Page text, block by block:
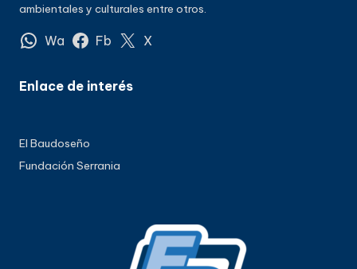
ambientales y culturales entre otros.
Wa Fb X
Enlace de interés
El Baudoseño
Fundación Serrania